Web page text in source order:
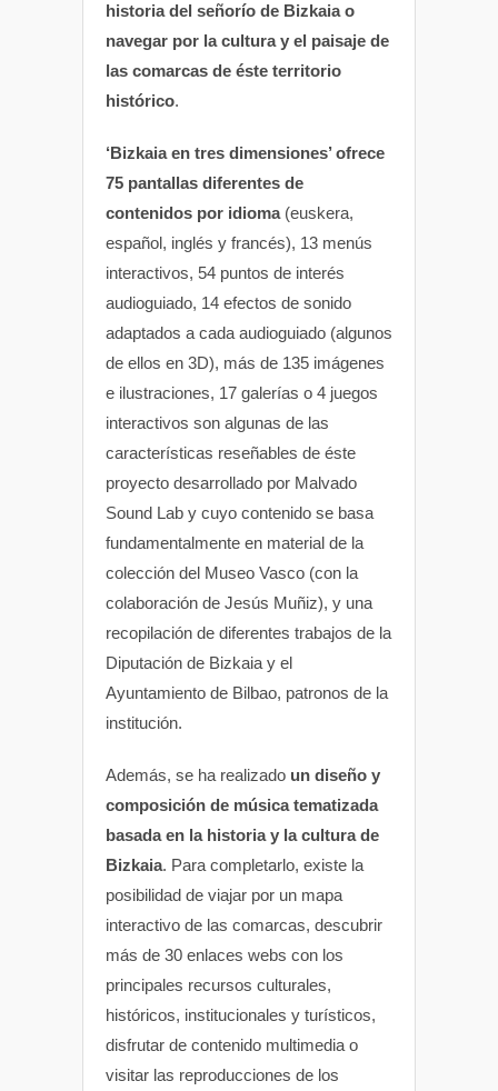
historia del señorío de Bizkaia o
navegar por la cultura y el paisaje de
las comarcas de éste territorio
histórico.
‘Bizkaia en tres dimensiones’ ofrece
75 pantallas diferentes de
contenidos por idioma(euskera,
español, inglés y francés), 13 menús
interactivos, 54 puntos de interés
audioguiado, 14 efectos de sonido
adaptados a cada audioguiado (algunos
de ellos en 3D), más de 135 imágenes
e ilustraciones, 17 galerías o 4 juegos
interactivos son algunas de las
características reseñables de éste
proyecto desarrollado por Malvado
Sound Lab y cuyo contenido se basa
fundamentalmente en material de la
colección del Museo Vasco (con la
colaboración de Jesús Muñiz), y una
recopilación de diferentes trabajos de la
Diputación de Bizkaia y el
Ayuntamiento de Bilbao, patronos de la
institución.
Además, se ha realizado un diseño y
composición de música tematizada
basada en la historia y la cultura de
Bizkaia. Para completarlo, existe la
posibilidad de viajar por un mapa
interactivo de las comarcas, descubrir
más de 30 enlaces webs con los
principales recursos culturales,
históricos, institucionales y turísticos,
disfrutar de contenido multimedia o
visitar las reproducciones de los